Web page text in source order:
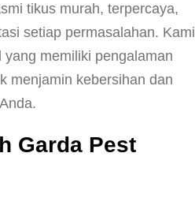
tikus murah, terpercaya,
setiap permasalahan. Kami
memiliki pengalaman
menjamin kebersihan dan
Garda Pest